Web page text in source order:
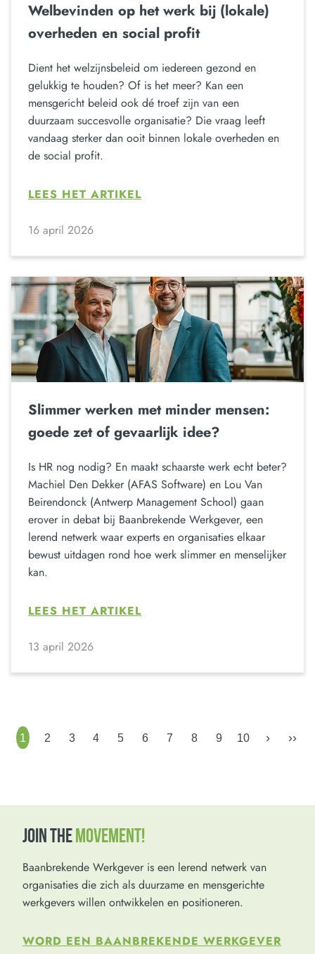
Welbevinden op het werk bij (lokale)
overheden en social profit
Dient het welzijnsbeleid om iedereen gezond en
gelukkig te houden? Of is het meer? Kan een
mensgericht beleid ook dé troef zijn van een
duurzaam succesvolle organisatie? Die vraag leeft
vandaag sterker dan ooit binnen lokale overheden en
de social profit.
LEES HET ARTIKEL
16 april 2026
Slimmer werken met minder mensen:
goede zet of gevaarlijk idee?
Is HR nog nodig? En maakt schaarste werk echt beter?
Machiel Den Dekker (AFAS Software) en Lou Van
Beirendonck (Antwerp Management School) gaan
erover in debat bij Baanbrekende Werkgever, een
lerend netwerk waar experts en organisaties elkaar
bewust uitdagen rond hoe werk slimmer en menselijker
kan.
LEES HET ARTIKEL
13 april 2026
1 2 3 4 5 6 7 8 9 10 › ››
JOIN THEMOVEMENT!
Baanbrekende Werkgever is een lerend netwerk van
organisaties die zich als duurzame en mensgerichte
werkgevers willen ontwikkelen en positioneren.
WORD EEN BAANBREKENDE WERKGEVER